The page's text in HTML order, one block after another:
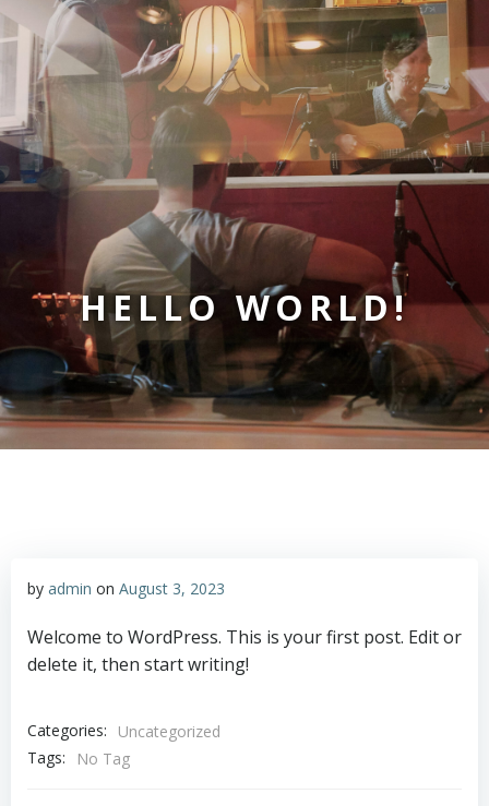
HELLO WORLD!
by admin on August 3, 2023
Welcome to WordPress. This is your first post. Edit or
delete it, then start writing!
Categories:
Uncategorized
Tags:
No Tag